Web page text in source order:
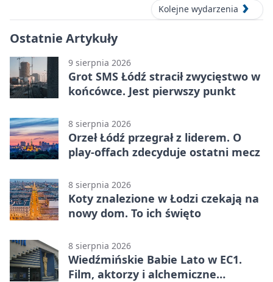
Kolejne wydarzenia
Ostatnie Artykuły
9 sierpnia 2026
Grot SMS Łódź stracił zwycięstwo w
końcówce. Jest pierwszy punkt
8 sierpnia 2026
Orzeł Łódź przegrał z liderem. O
play-offach zdecyduje ostatni mecz
8 sierpnia 2026
Koty znalezione w Łodzi czekają na
nowy dom. To ich święto
8 sierpnia 2026
Wiedźmińskie Babie Lato w EC1.
Film, aktorzy i alchemiczne